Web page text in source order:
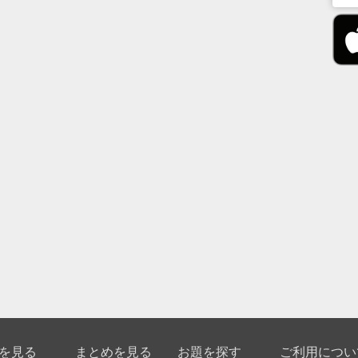
見る まとめを見る お題を探す ご利用につ